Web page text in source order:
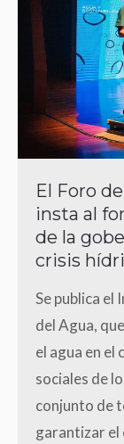
El Foro
insta al
de la
crisis
Se publica el
del Agua,
el agua en el
sociales de
conjunto de
garantizar el